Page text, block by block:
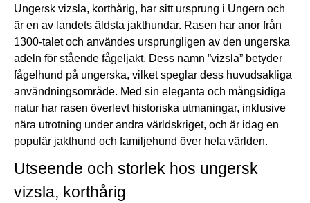
Ungersk vizsla, korthårig, har sitt ursprung i Ungern och
är en av landets äldsta jakthundar. Rasen har anor från
1300-talet och användes ursprungligen av den ungerska
adeln för stående fågeljakt. Dess namn ”vizsla” betyder
fågelhund på ungerska, vilket speglar dess huvudsakliga
användningsområde. Med sin eleganta och mångsidiga
natur har rasen överlevt historiska utmaningar, inklusive
nära utrotning under andra världskriget, och är idag en
populär jakthund och familjehund över hela världen.
Utseende och storlek hos ungersk
vizsla, korthårig